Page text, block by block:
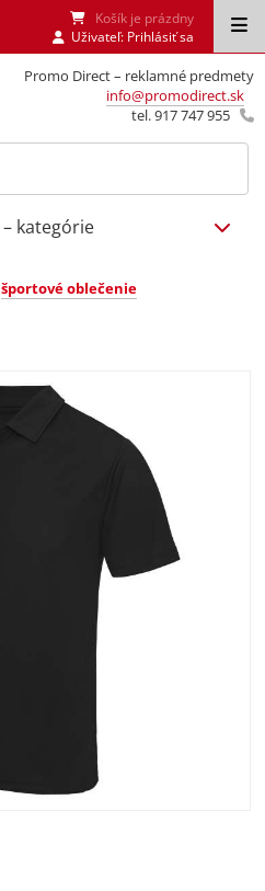
Promo Direct – reklamné predmety
info@promodirect.sk
tel. 917 747 955
Košík je prázdny
Uživateľ: Prihlásiť sa
– kategórie
športové oblečenie